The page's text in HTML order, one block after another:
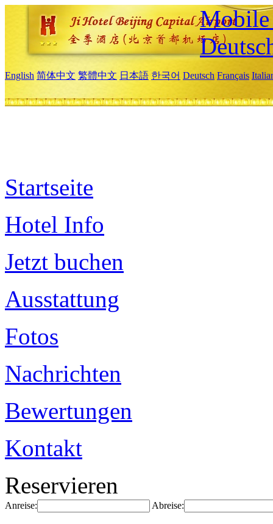
Mobile
English 简体中文 繁體中文 日本語 한국어 Deutsch Français
Startseite
Hotel Info
Jetzt buchen
Ausstattung
Fotos
Nachrichten
Bewertungen
Kontakt
Reservieren
Anreise: Abreise: